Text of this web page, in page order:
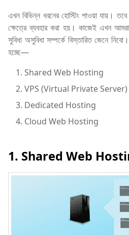
এখন বিভিন্ন ধরনের হোস্টিং পাওয়া যায়। তবে
ক্ষেত্রে ব্যবহার করা হয়। কাজেই এখন
সুবিধা অসুবিধা সম্পর্কে বিস্তারিত জেনে
হচ্ছে—
Shared Web Hosting
VPS (Virtual Private Server)
Dedicated Hosting
Cloud Web Hosting
1. Shared Web